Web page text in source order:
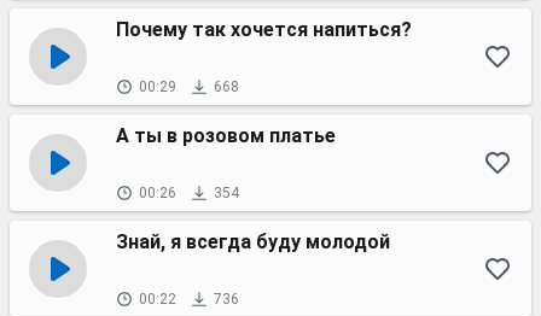
Почему так хочется напиться?
00:29 668
А ты в розовом платье
00:26 354
Знай, я всегда буду молодой
00:22 736